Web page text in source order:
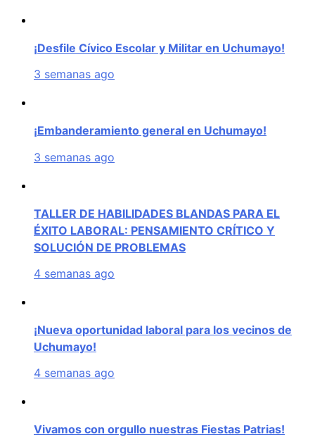
¡Desfile Cívico Escolar y Militar en Uchumayo!
3 semanas ago
¡Embanderamiento general en Uchumayo!
3 semanas ago
TALLER DE HABILIDADES BLANDAS PARA EL
ÉXITO LABORAL: PENSAMIENTO CRÍTICO Y
SOLUCIÓN DE PROBLEMAS
4 semanas ago
¡Nueva oportunidad laboral para los vecinos de
Uchumayo!
4 semanas ago
Vivamos con orgullo nuestras Fiestas Patrias!